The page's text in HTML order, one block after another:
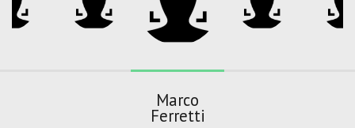
Marco
Ferretti